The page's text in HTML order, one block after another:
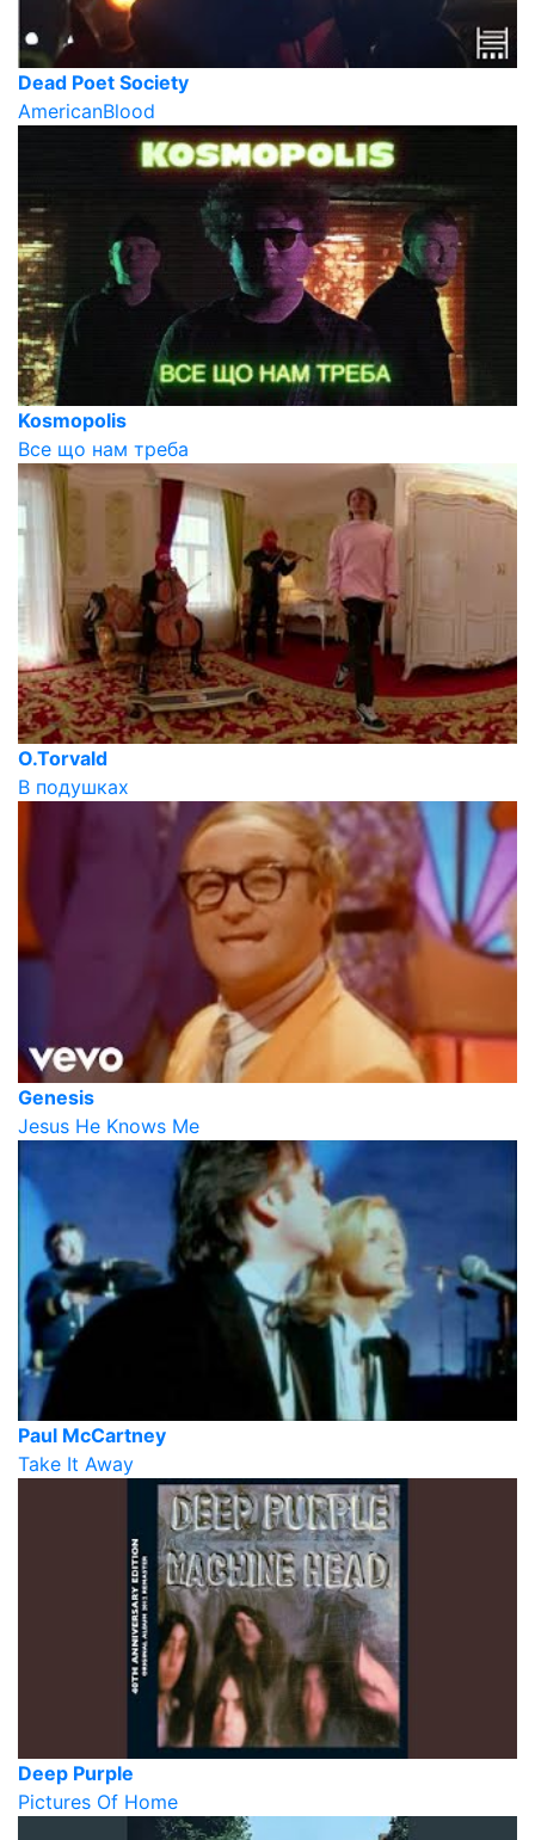
Dead Poet Society
AmericanBlood
Kosmopolis
Все що нам треба
O.Torvald
В подушках
Genesis
Jesus He Knows Me
Paul McCartney
Take It Away
Deep Purple
Pictures Of Home